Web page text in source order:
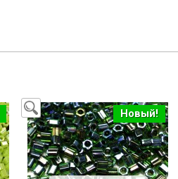
Новый!